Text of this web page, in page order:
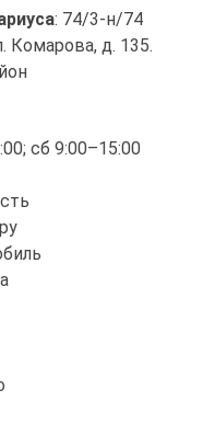
: 74/3-н/74
Комарова, д. 135.
сб 9:00–15:00